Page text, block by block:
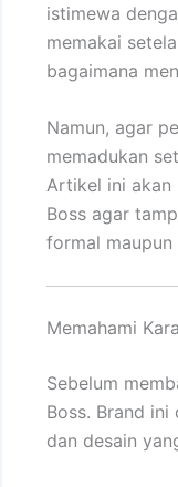
istimewa
memakai
bagaimana
Namun, agar
memadukan
Artikel ini akan
Boss agar
formal
Memahami
Sebelum
Boss. Brand
dan desain